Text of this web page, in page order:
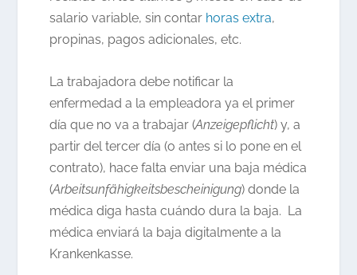
salario variable, sin contar horas extra,
propinas, pagos adicionales, etc.
La trabajadora debe notificar la
enfermedad a la empleadora ya el primer
día que no va a trabajar (Anzeigepflicht) y, a
partir del tercer día (o antes si lo pone en el
contrato), hace falta enviar una baja médica
(Arbeitsunfähigkeitsbescheinigung) donde la
médica diga hasta cuándo dura la baja. La
médica enviará la baja digitalmente a la
Krankenkasse.